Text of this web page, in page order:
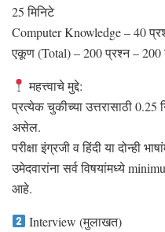
25 मिनिटे
Computer Knowledge – 40
एकूण (Total) – 200 प्रश्न – 200
महत्त्वाचे मुद्दे:
प्रत्येक चुकीच्या उत्तरासाठी 0.25
असेल.
परीक्षा इंग्रजी व हिंदी या दोन्ही
उमेदवारांना सर्व विषयांमध्ये
आहे.
Interview (मुलाखत)